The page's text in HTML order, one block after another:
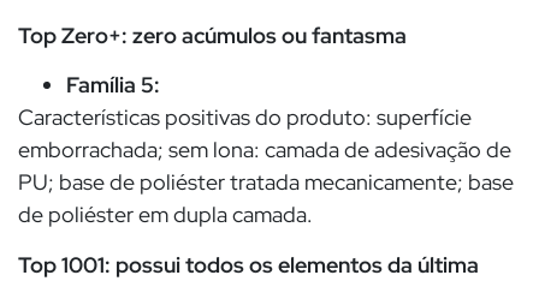
Top Zero+: zero acúmulos ou fantasma
Família 5:
Características positivas do produto: superfície
emborrachada; sem lona: camada de adesivação de
PU; base de poliéster tratada mecanicamente; base
de poliéster em dupla camada.
Top 1001: possui todos os elementos da última